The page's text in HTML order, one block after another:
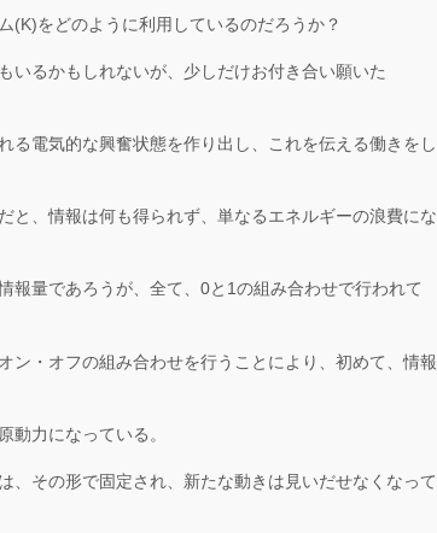
(K)をどのように利用しているのだろうか？
いるかもしれないが、少しだけお付き合い願いた
る電気的な興奮状態を作り出し、これを伝える働きをし
と、情報は何も得られず、単なるエネルギーの浪費にな
報量であろうが、全て、0と1の組み合わせで行われて
ン・オフの組み合わせを行うことにより、初めて、情報
動力になっている。
、その形で固定され、新たな動きは見いだせなくなって